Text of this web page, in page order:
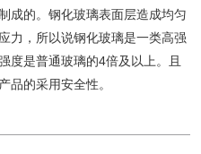
成的。钢化玻璃表面层造成均匀
力，所以说钢化玻璃是一类高强
度是普通玻璃的4倍及以上。且
品的采用安全性。